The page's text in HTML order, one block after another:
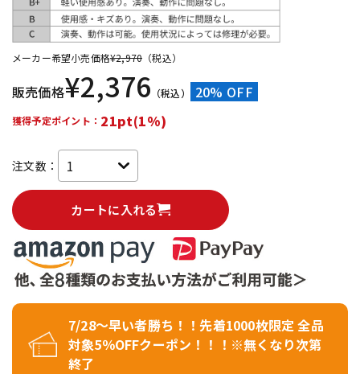
メーカー希望小売価格¥2,970 （税込）
販売価格¥2,376 （税込） 20% OFF
獲得予定ポイント： 21pt(1%)
注文数：
カートに入れる
7/28～早い者勝ち！！先着1000枚限定 全品
対象5％OFFクーポン！！！※無くなり次第
終了